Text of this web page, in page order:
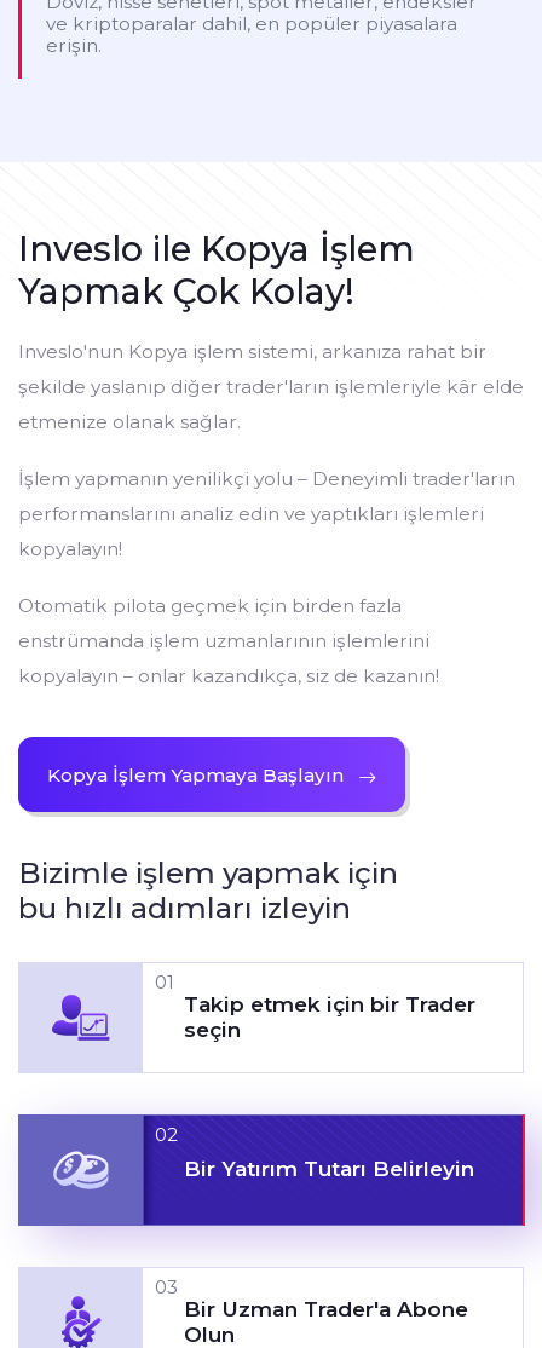
ve kriptoparalar dahil, en popüler piyasalara
erişin.
Inveslo ile Kopya İşlem
Yapmak Çok Kolay!
Inveslo'nun Kopya işlem sistemi, arkanıza rahat bir
şekilde yaslanıp diğer trader'ların işlemleriyle kâr elde
etmenize olanak sağlar.
İşlem yapmanın yenilikçi yolu – Deneyimli trader'ların
performanslarını analiz edin ve yaptıkları işlemleri
kopyalayın!
Otomatik pilota geçmek için birden fazla
enstrümanda işlem uzmanlarının işlemlerini
kopyalayın – onlar kazandıkça, siz de kazanın!
Kopya İşlem Yapmaya Başlayın
Bizimle işlem yapmak için
bu hızlı adımları izleyin
01
Takip etmek için bir Trader
seçin
02
Bir Yatırım Tutarı Belirleyin
03
Bir Uzman Trader'a Abone
Olun